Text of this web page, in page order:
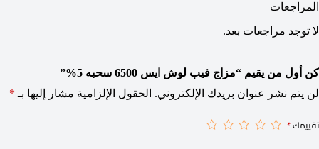
المراجعات
لا توجد مراجعات بعد.
كن أول من يقيم “مزاج فيب لوش ايس 6500 سحبه 5%”
لن يتم نشر عنوان بريدك الإلكتروني. الحقول الإلزامية مشار إليها بـ *
تقييمك*